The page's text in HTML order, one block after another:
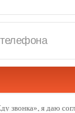
звонка», я даю